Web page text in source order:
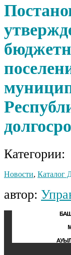
Категории:
Новости, Каталог
автор: